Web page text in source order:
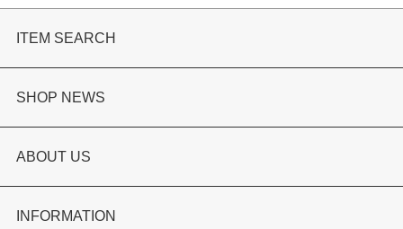
ITEM SEARCH
婚約指輪
結婚指輪
セットリング
SHOP NEWS
選ばれる理由まとめ
お客様の声
ABOUT US
会社概要
INFORMATION